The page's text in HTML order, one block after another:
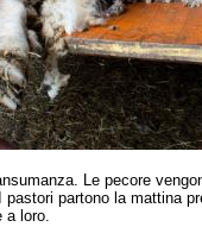
Le pecore
partono la mattina
a loro.